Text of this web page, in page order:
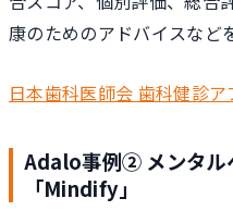
康のためのアドバイスなど
日本歯科医師会 歯科健診
Adalo事例② メンタル
「Mindify」